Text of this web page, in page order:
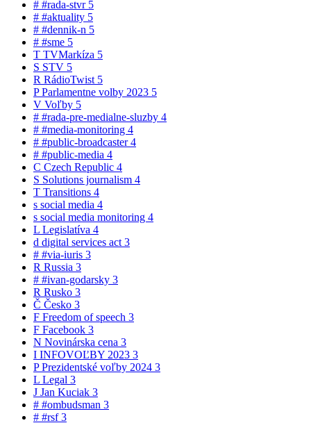
# #rada-stvr 5
# #aktuality 5
# #dennik-n 5
# #sme 5
T TVMarkíza 5
S STV 5
R RádioTwist 5
PParlamentne volby 2023 5
V Voľby 5
# #rada-pre-medialne-sluzby 4
# #media-monitoring 4
# #public-broadcaster4
# #public-media 4
C Czech Republic 4
S Solutions journalism 4
T Transitions 4
s social media 4
s social media monitoring 4
L Legislatíva 4
d digital services act 3
# #via-iuris 3
R Russia 3
# #ivan-godarsky 3
R Rusko 3
Č Česko 3
F Freedom of speech 3
F Facebook 3
N Novinárska cena 3
I INFOVOĽBY 2023 3
PPrezidentské voľby 2024 3
L Legal 3
J Jan Kuciak 3
# #ombudsman 3
# #rsf3